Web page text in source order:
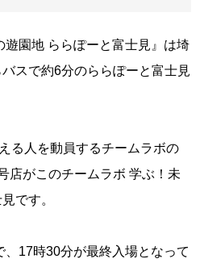
遊園地 ららぽーと富士見』は埼
スで約6分のららぽーと富士見
る人を動員するチームラボの
店がこのチームラボ 学ぶ！未
です。
17時30分が最終入場となって